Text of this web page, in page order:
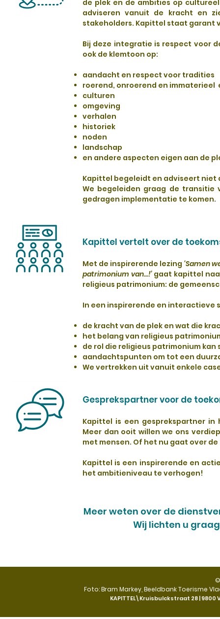
de plek en de ambities op
adviseren vanuit de kracht en
stakeholders. Kapittel staat garant
Bij deze integratie is respect voor
ook de klemtoon op:
aandacht en respect voor tradities
roerend, onroerend en immaterieel
culturen
omgeving
verhalen
historiek
noden
landschap
en andere aspecten eigen aan de
Kapittel begeleidt en adviseert
We begeleiden graag de
gedragen implementatie te komen.
Kapittel vertelt over de
Met de inspirerende lezing ‘Samen
patrimonium van...!’gaat kapittel
religieus patrimonium: de
In een inspirerende en interactieve
de kracht van de plek en wat die
het belang van religieus
de rol die religieus patrimonium
aandachtspunten om tot een
We vertrekken uit vanuit enkele
Gesprekspartner voor de
Kapittel is een gesprekspartner
Meer dan ooit willen we ons
met mensen. Of het nu gaat over
Kapittel is een inspirerende en
het ambitieniveau te verhogen!
Meer weten over de
Wij lichten u
©
Foto: Bram Markey, Beeldbank Toerisme
KAPITTEL\Kruisbulckstraat 28 | 9800